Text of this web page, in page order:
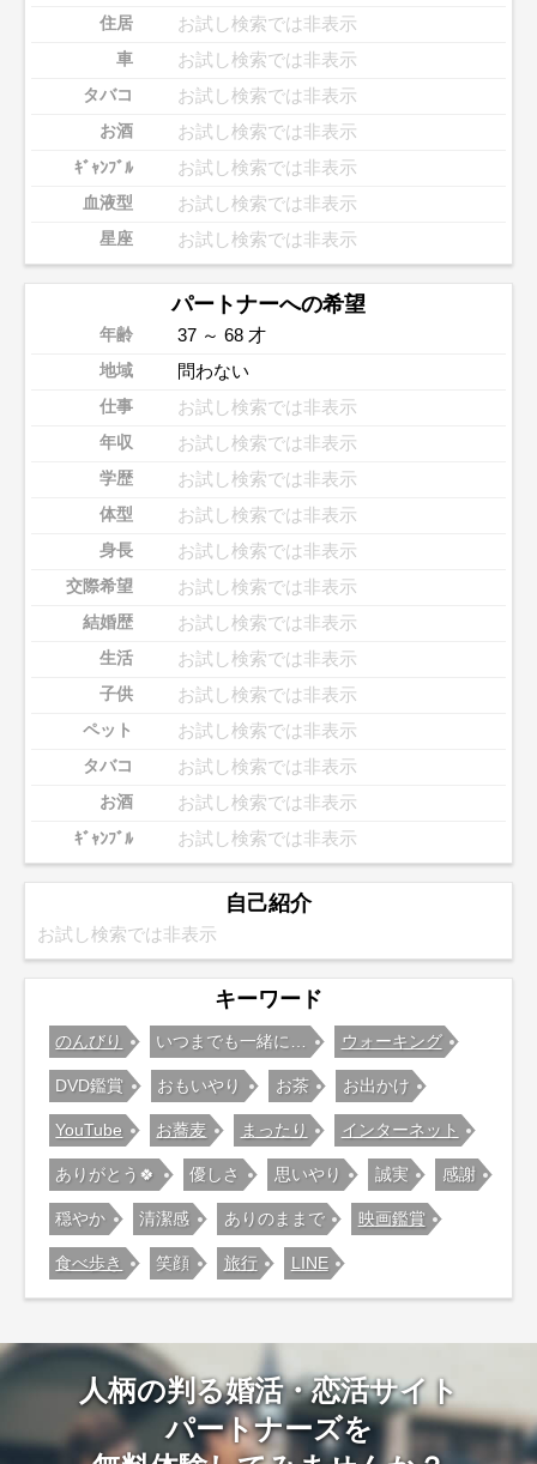
住居 お試し検索では非表示
車 お試し検索では非表示
タバコ お試し検索では非表示
お酒 お試し検索では非表示
ｷﾞｬﾝﾌﾞﾙ お試し検索では非表示
血液型 お試し検索では非表示
星座 お試し検索では非表示
パートナーへの希望
年齢 37 ～ 68 才
地域 問わない
仕事 お試し検索では非表示
年収 お試し検索では非表示
学歴 お試し検索では非表示
体型 お試し検索では非表示
身長 お試し検索では非表示
交際希望 お試し検索では非表示
結婚歴 お試し検索では非表示
生活 お試し検索では非表示
子供 お試し検索では非表示
ペット お試し検索では非表示
タバコ お試し検索では非表示
お酒 お試し検索では非表示
ｷﾞｬﾝﾌﾞﾙ お試し検索では非表示
自己紹介
お試し検索では非表示
キーワード
のんびり いつまでも一緒に… ウォーキング
DVD鑑賞 おもいやり お茶 お出かけ
YouTube お蕎麦 まったり インターネット
ありがとう🍀 優しさ 思いやり 誠実 感謝
穏やか 清潔感 ありのままで 映画鑑賞
食べ歩き 笑顔 旅行 LINE
人柄の判る婚活・恋活サイト
パートナーズを